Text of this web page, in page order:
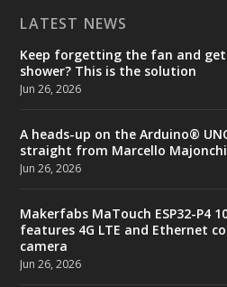
LATEST NEWS
Keep forgetting the fan and
shower? This is the solution
Jun 26, 2026
A heads-up on the Arduino®
straight from Marcello Majonchi
Jun 26, 2026
Makerfabs MaTouch ESP32-P4
features 4G LTE and Ethernet
camera
Jun 26, 2026